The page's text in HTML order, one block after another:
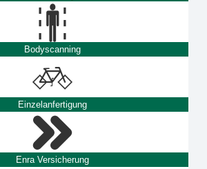
Bodyscanning
Einzelanfertigung
Enra Versicherung